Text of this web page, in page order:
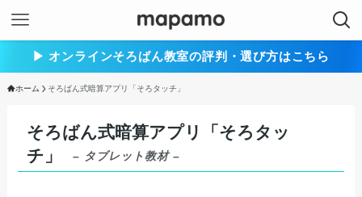
▶︎ オンラインそろばん教室の評判・選び方はこちら
ホーム そろばん式暗算アプリ「そろタッチ」
そろばん式暗算アプリ「そろタッ
チ」
– タブレット教材 –